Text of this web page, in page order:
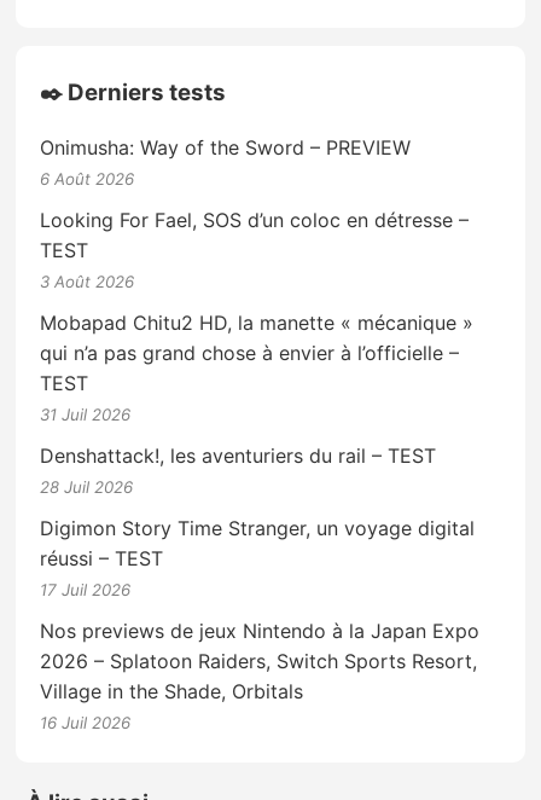
✒️ Derniers tests
Onimusha: Way of the Sword – PREVIEW
6 Août 2026
Looking For Fael, SOS d’un coloc en détresse –
TEST
3 Août 2026
Mobapad Chitu2 HD, la manette « mécanique »
qui n’a pas grand chose à envier à l’officielle –
TEST
31 Juil 2026
Denshattack!, les aventuriers du rail – TEST
28 Juil 2026
Digimon Story Time Stranger, un voyage digital
réussi – TEST
17 Juil 2026
Nos previews de jeux Nintendo à la Japan Expo
2026 – Splatoon Raiders, Switch Sports Resort,
Village in the Shade, Orbitals
16 Juil 2026